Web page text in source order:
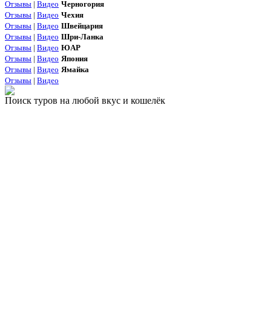
Отзывы | Видео Черногория
Отзывы | Видео Чехия
Отзывы | Видео Швейцария
Отзывы | Видео Шри-Ланка
Отзывы | Видео ЮАР
Отзывы | Видео Япония
Отзывы | Видео Ямайка
Отзывы | Видео
Поиск туров на любой вкус и кошелёк